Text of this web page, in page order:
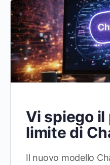
Vi spiego il
limite di
Il nuovo modello